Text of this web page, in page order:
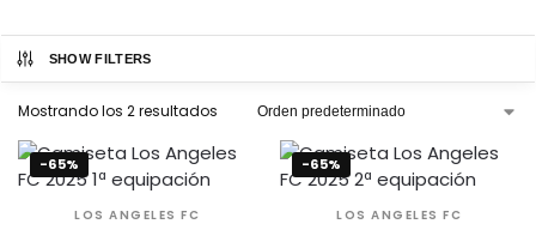
SHOW FILTERS
Mostrando los 2 resultados
-65%
LOS ANGELES FC
-65%
LOS ANGELES FC